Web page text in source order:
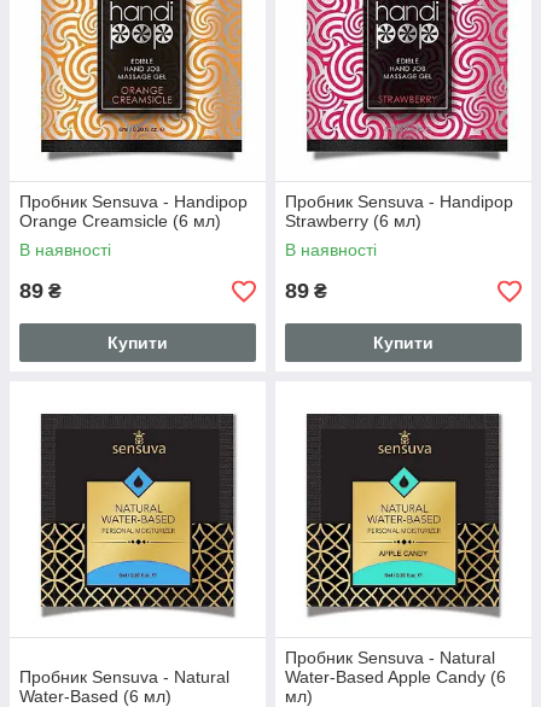
Пробник Sensuva - Handipop
Orange Creamsicle (6 мл)
В наявності
89 ₴
Купити
Пробник Sensuva - Handipop
Strawberry (6 мл)
В наявності
89 ₴
Купити
Пробник Sensuva - Natural
Water-Based (6 мл)
Пробник Sensuva - Natural
Water-Based Apple Candy (6
мл)